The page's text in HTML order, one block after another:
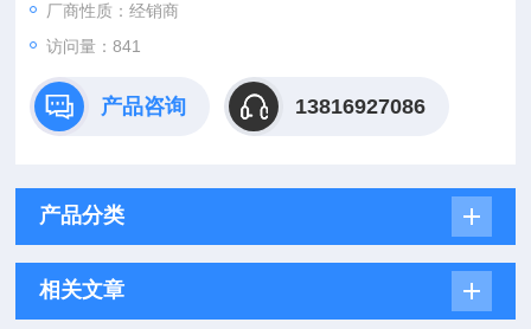
厂商性质：经销商
访问量：841
产品咨询 13816927086
产品分类
相关文章